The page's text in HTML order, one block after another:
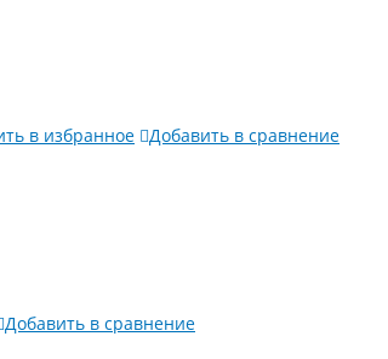
в избранное
Добавить в сравнение
Добавить в сравнение